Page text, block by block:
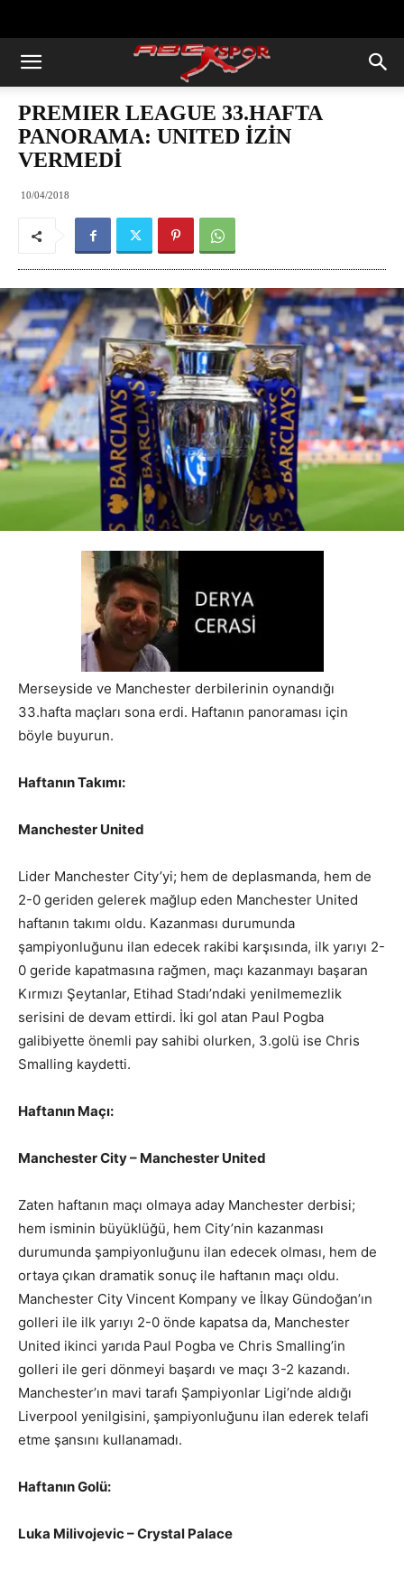
PREMIER LEAGUE 33.HAFTA
PANORAMA: UNITED İZİN
VERMEDİ
10/04/2018
Merseyside ve Manchester derbilerinin oynandığı
33.hafta maçları sona erdi. Haftanın panoraması için
böyle buyurun.
Haftanın Takımı:
Manchester United
Lider Manchester City’yi; hem de deplasmanda, hem de
2-0 geriden gelerek mağlup eden Manchester United
haftanın takımı oldu. Kazanması durumunda
şampiyonluğunu ilan edecek rakibi karşısında, ilk yarıyı 2-
0 geride kapatmasına rağmen, maçı kazanmayı başaran
Kırmızı Şeytanlar, Etihad Stadı’ndaki yenilmemezlik
serisini de devam ettirdi. İki gol atan Paul Pogba
galibiyette önemli pay sahibi olurken, 3.golü ise Chris
Smalling kaydetti.
Haftanın Maçı:
Manchester City – Manchester United
Zaten haftanın maçı olmaya aday Manchester derbisi;
hem isminin büyüklüğü, hem City’nin kazanması
durumunda şampiyonluğunu ilan edecek olması, hem de
ortaya çıkan dramatik sonuç ile haftanın maçı oldu.
Manchester City Vincent Kompany ve İlkay Gündoğan’ın
golleri ile ilk yarıyı 2-0 önde kapatsa da, Manchester
United ikinci yarıda Paul Pogba ve Chris Smalling’in
golleri ile geri dönmeyi başardı ve maçı 3-2 kazandı.
Manchester’ın mavi tarafı Şampiyonlar Ligi’nde aldığı
Liverpool yenilgisini, şampiyonluğunu ilan ederek telafi
etme şansını kullanamadı.
Haftanın Golü:
Luka Milivojevic – Crystal Palace